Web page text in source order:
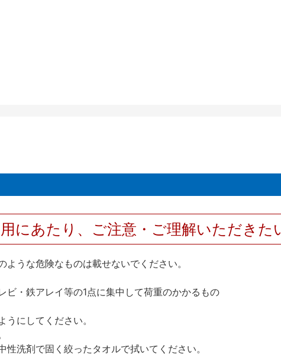
にあたり、ご注意・ご理解いただきた
うな危険なものは載せないでください。
・鉄アレイ等の1点に集中して荷重のかかるもの
にしてください。
洗剤で固く絞ったタオルで拭いてください。